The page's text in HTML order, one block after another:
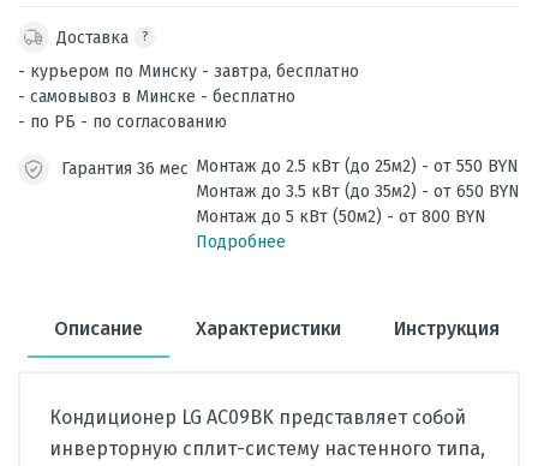
Доставка ?
- курьером по Минску - завтра, бесплатно
- самовывоз в Минске - бесплатно
- по РБ - по согласованию
Гарантия 36 мес Монтаж до 2.5 кВт (до 25м2) - от 550 BYN
Монтаж до 3.5 кВт (до 35м2) - от 650 BYN
Монтаж до 5 кВт (50м2) - от 800 BYN
Подробнее
Описание Характеристики Инструкция
Кондиционер LG AC09BK представляет собой
инверторную сплит-систему настенного типа,